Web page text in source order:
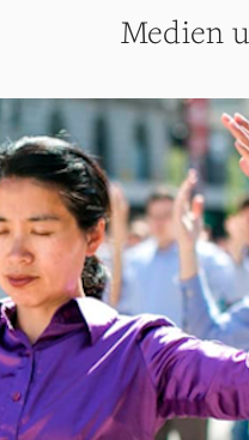
Medien